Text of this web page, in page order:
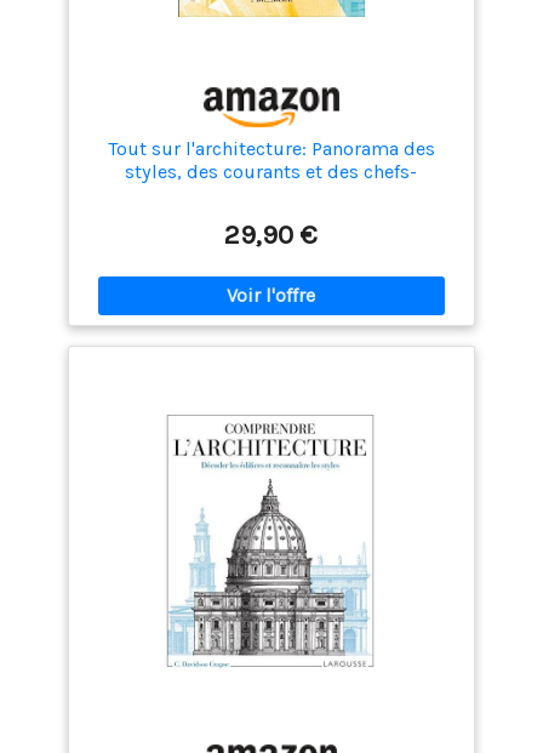
Tout sur l'architecture: Panorama des
styles, des courants et des chefs-
29,90 €